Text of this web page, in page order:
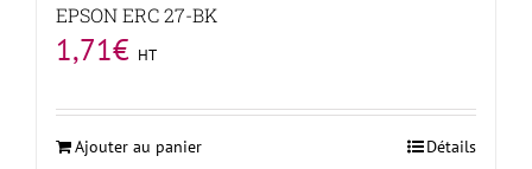
EPSON ERC 27-BK
1,71€ HT
Ajouter au panier Détails